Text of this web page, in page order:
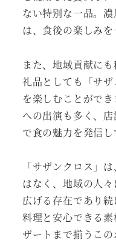
ない特別な一品。
は、食後の楽しみを
また、地域貢献に
礼品としても「サ
を楽しむことがで
への出演も多く、
で食の魅力を発信し
「サザンクロス」
はなく、地域の人
広げる存在であり
料理と安心できる
ザートまで揃うこ